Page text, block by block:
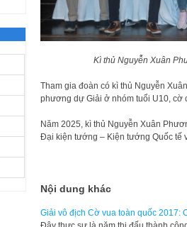
Kì thủ Nguyễn Xuân
Tham gia đoàn có kì thủ Nguyễn
phương dự Giải ở nhóm tuổi U10, cờ
Năm 2025, kì thủ Nguyễn Xuân
Đại kiện tướng – Kiện tướng Quốc tế
Nội dung khác
Giải vô địch Cờ vua toàn quốc 2017: